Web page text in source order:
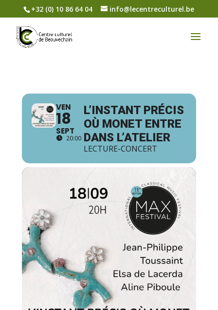
+32 (0) 10 86 64 04 info@lecentreculturel.be
VEN
18
SEPT
20:00
L’INSTANT PRÉCIS
OÙ MONET ENTRE
DANS L’ATELIER
LECTURE-CONCERT